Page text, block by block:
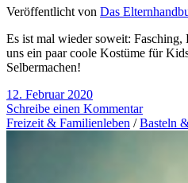
Veröffentlicht von Das
Es ist mal wieder soweit: Fasching,
uns ein paar coole Kostüme für
Selbermachen!
12. Februar 2020
Schreibe einen Kommentar
Freizeit & Familienleben /Basteln